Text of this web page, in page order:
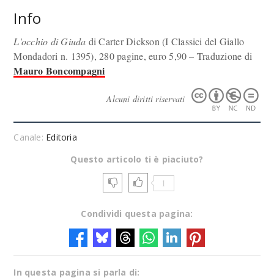
Info
L'occhio di Giuda di Carter Dickson (I Classici del Giallo
Mondadori n. 1395), 280 pagine, euro 5,90 – Traduzione di
Mauro Boncompagni
Alcuni diritti riservati
Canale: Editoria
Questo articolo ti è piaciuto?
1
Condividi questa pagina:
In questa pagina si parla di: